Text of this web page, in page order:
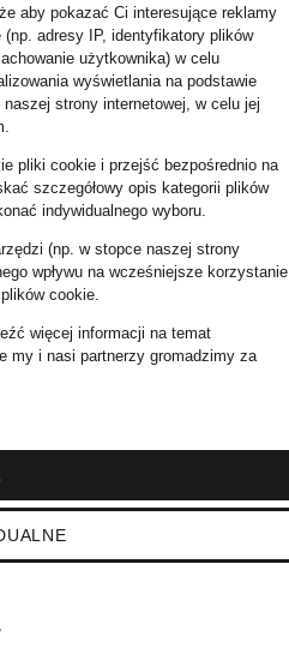
aby pokazać Ci interesujące reklamy
adresy IP, identyfikatory plików
użytkownika) w celu
wyświetlania na podstawie
strony internetowej, w celu jej
pliki cookie i przejść bezpośrednio na
szczegółowy opis kategorii plików
indywidualnego wyboru.
(np. w stopce naszej strony
wpływu na wcześniejsze korzystanie
cookie.
więcej informacji na temat
my i nasi partnerzy gromadzimy za